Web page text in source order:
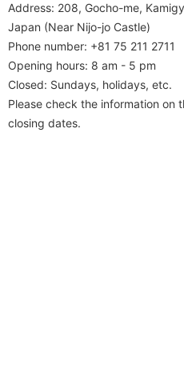
Address: 208, Gocho-me,
Japan (Near Nijo-jo Castle)
Phone number: +81 75 211 2711
Opening hours: 8 am - 5 pm
Closed: Sundays, holidays, etc.
Please check the information on
closing dates.